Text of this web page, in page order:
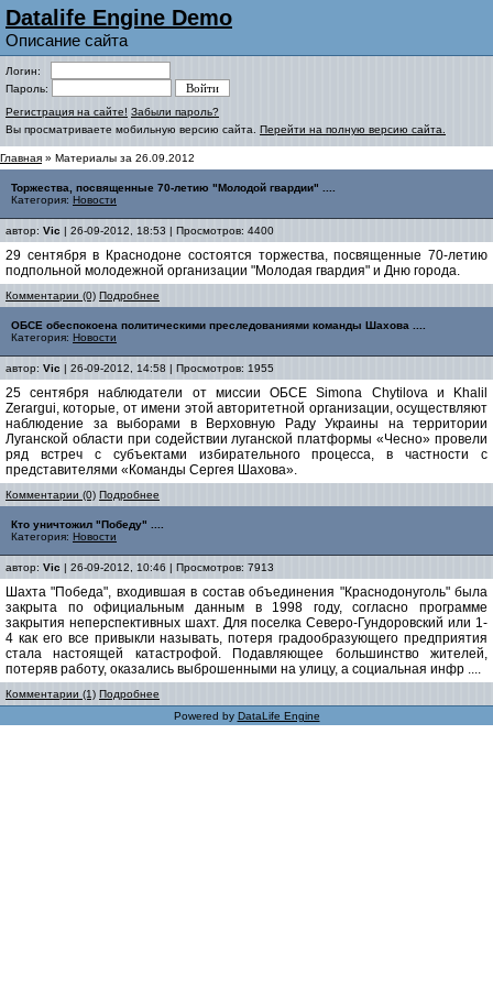
Datalife Engine Demo
Описание сайта
Логин:
Пароль:
Регистрация на сайте! Забыли пароль?
Вы просматриваете мобильную версию сайта. Перейти на полную версию сайта.
Главная » Материалы за 26.09.2012
Торжества, посвященные 70-летию "Молодой гвардии" ....
Категория: Новости
автор: Vic | 26-09-2012, 18:53 | Просмотров: 4400
29 сентября в Краснодоне состоятся торжества, посвященные 70-летию
подпольной молодежной организации "Молодая гвардия" и Дню города.
Комментарии (0) Подробнее
ОБСЕ обеспокоена политическими преследованиями команды Шахова ....
Категория: Новости
автор: Vic | 26-09-2012, 14:58 | Просмотров: 1955
25 сентября наблюдатели от миссии ОБСЕ Simona Chytilova и Khalil
Zerargui, которые, от имени этой авторитетной организации, осуществляют
наблюдение за выборами в Верховную Раду Украины на территории
Луганской области при содействии луганской платформы «Чесно» провели
ряд встреч с субъектами избирательного процесса, в частности с
представителями «Команды Сергея Шахова».
Комментарии (0) Подробнее
Кто уничтожил "Победу" ....
Категория: Новости
автор: Vic | 26-09-2012, 10:46 | Просмотров: 7913
Шахта "Победа", входившая в состав объединения "Краснодонуголь" была
закрыта по официальным данным в 1998 году, согласно программе
закрытия неперспективных шахт. Для поселка Северо-Гундоровский или 1-
4 как его все привыкли называть, потеря градообразующего предприятия
стала настоящей катастрофой. Подавляющее большинство жителей,
потеряв работу, оказались выброшенными на улицу, а социальная инфр ....
Комментарии (1) Подробнее
Powered by DataLife Engine